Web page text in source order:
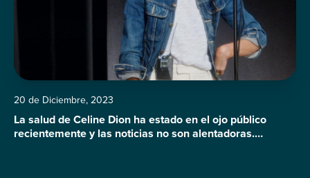
20 de Diciembre, 2023
La salud de Celine Dion ha estado en el ojo público
recientemente y las noticias no son alentadoras.